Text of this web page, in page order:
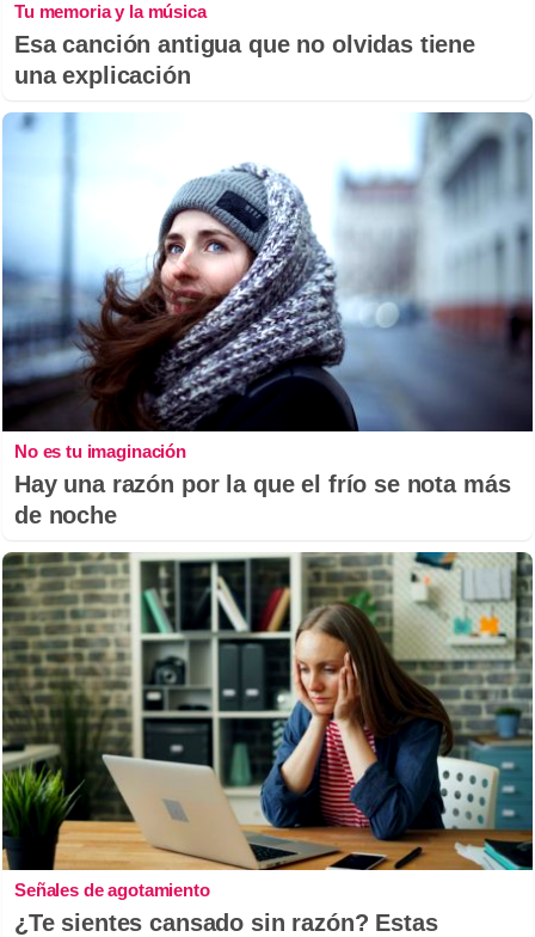
Tu memoria y la música
Esa canción antigua que no olvidas tiene
una explicación
No es tu imaginación
Hay una razón por la que el frío se nota más
de noche
Señales de agotamiento
¿Te sientes cansado sin razón? Estas